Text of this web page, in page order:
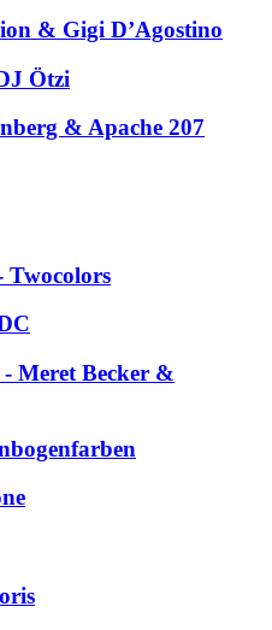
& Gigi D’Agostino
Ötzi
& Apache 207
Twocolors
Meret Becker &